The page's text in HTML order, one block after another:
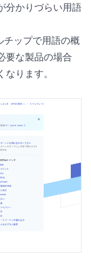
分かりづらい用語
チップで用語の概
要な製品の場合
ります。